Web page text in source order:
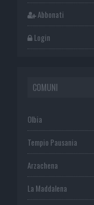
Abbonati
Login
COMUNI
Olbia
Tempio Pausania
Arzachena
La Maddalena